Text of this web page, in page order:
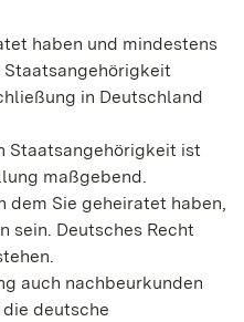
haben und mindestens
Staatsangehörigkeit
in Deutschland
Staatsangehörigkeit ist
maßgebend.
dem Sie geheiratet haben,
sein. Deutsches Recht
auch nachbeurkunden
deutsche